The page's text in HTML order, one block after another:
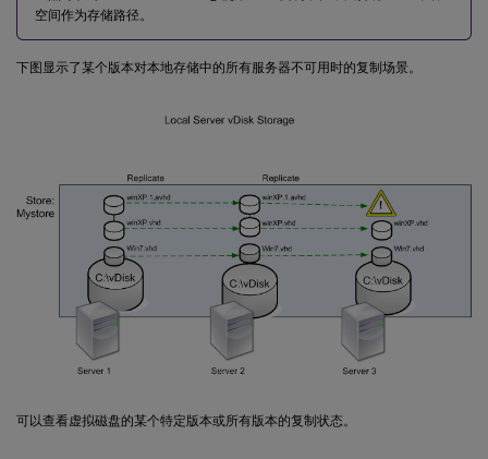
空间作为存储路径。
下图显示了某个版本对本地存储中的所有服务器不可用时的复制场景。
可以查看虚拟磁盘的某个特定版本或所有版本的复制状态。